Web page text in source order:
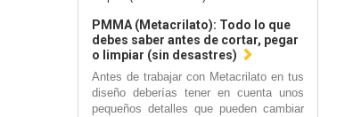
PMMA (Metacrilato): Todo lo que
debes saber antes de cortar, pegar
o limpiar (sin desastres)
Antes de trabajar con Metacrilato en tus
diseño deberías tener en cuenta unos
pequeños detalles que pueden cambiar